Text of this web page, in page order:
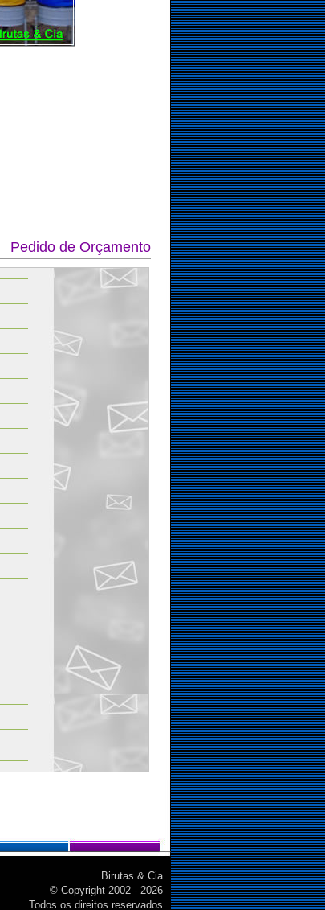
Pedido de Orçamento
Birutas & Cia
© Copyright 2002 - 2026
Todos os direitos reservados